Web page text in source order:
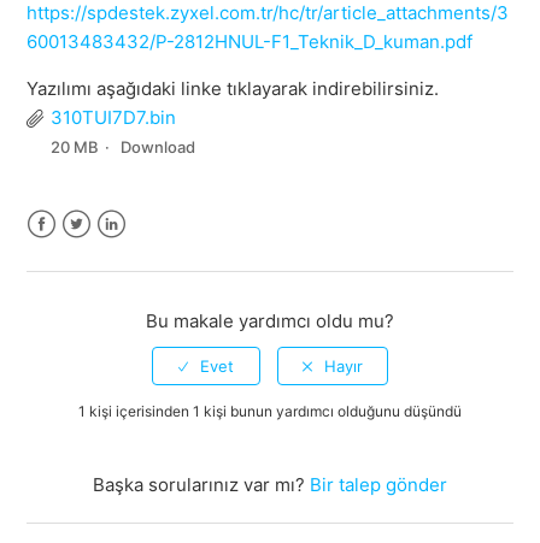
https://spdestek.zyxel.com.tr/hc/tr/article_attachments/3
60013483432/P-2812HNUL-F1_Teknik_D_kuman.pdf
Yazılımı aşağıdaki linke tıklayarak indirebilirsiniz.
310TUI7D7.bin
20 MB Download
Bu makale yardımcı oldu mu?
1 kişi içerisinden 1 kişi bunun yardımcı olduğunu düşündü
Başka sorularınız var mı? Bir talep gönder